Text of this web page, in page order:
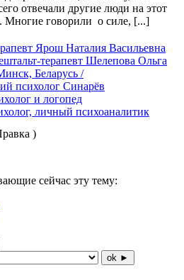
отвечали другие люди на этот
Многие говорили о силе, [...]
Ярош Наталия Васильевна
терапевт Шелепова Ольга
Беларусь /
психолог Синарёв
и логопед
личный психоаналитик
)
сейчас эту тему:
ok ►